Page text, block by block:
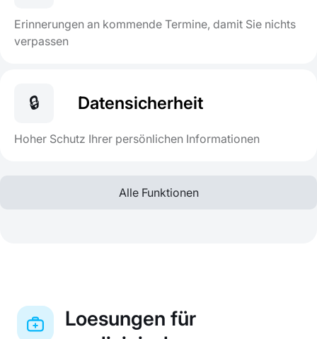
Erinnerungen an kommende Termine, damit Sie nichts
verpassen
🔒 Datensicherheit
Hoher Schutz Ihrer persönlichen Informationen
Alle Funktionen
Loesungen für